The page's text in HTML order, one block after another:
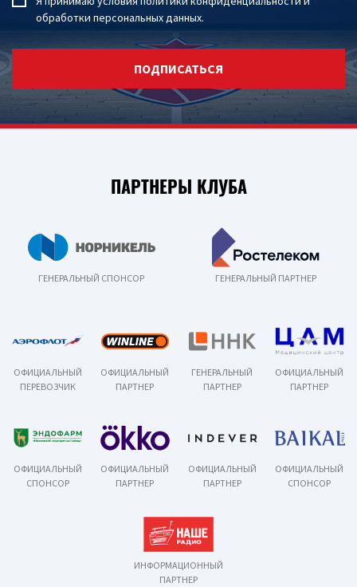
обработки персональных данных.
ПОДПИСАТЬСЯ
ПАРТНЕРЫ КЛУБА
ГЕНЕРАЛЬНЫЙ СПОНСОР ГЕНЕРАЛЬНЫЙ ПАРТНЕР
ОФИЦИАЛЬНЫЙ
ПЕРЕВОЗЧИК
ОФИЦИАЛЬНЫЙ
ПАРТНЕР
ГЕНЕРАЛЬНЫЙ
ПАРТНЕР
ОФИЦИАЛЬНЫЙ
ПАРТНЕР
ОФИЦИАЛЬНЫЙ
СПОНСОР
ОФИЦИАЛЬНЫЙ
ПАРТНЕР
ОФИЦИАЛЬНЫЙ
ПАРТНЕР
ОФИЦИАЛЬНЫЙ
СПОНСОР
ИНФОРМАЦИОННЫЙ
ПАРТНЕР